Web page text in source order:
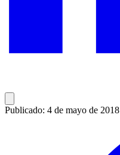
Publicado: 4 de mayo de 2018